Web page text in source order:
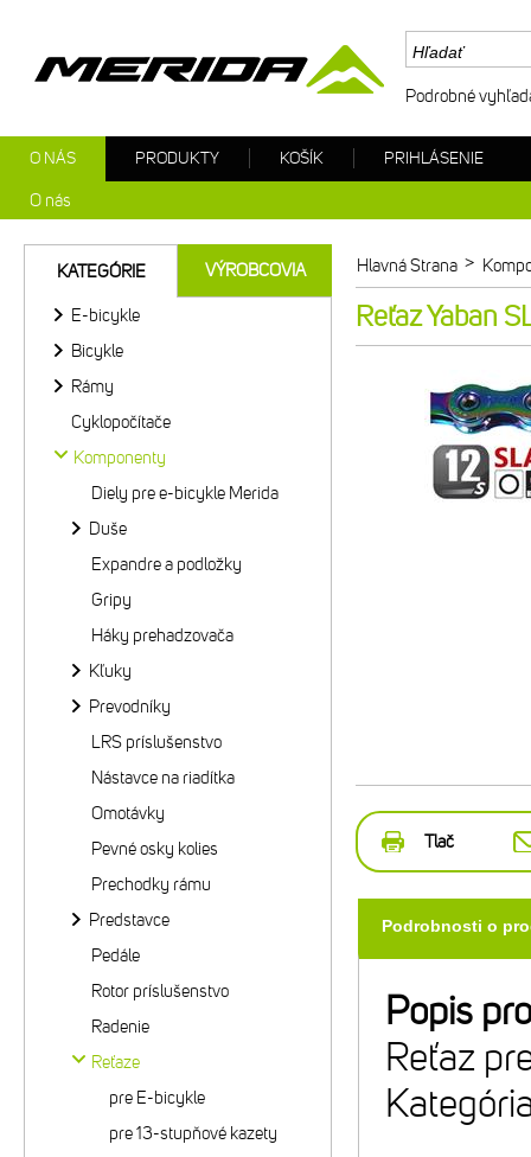
Hlavná Strana >
Reťaz Yaban
Tlač
Podrobnosti o
Popis
Reťaz
KATEGÓRIE VÝROBCOVIA
E-bicykle
Bicykle
Rámy
Cyklopočítače
Komponenty
Diely pre e-bicykle Merida
Duše
Expandre a podložky
Gripy
Háky prehadzovača
Kľuky
Prevodníky
LRS príslušenstvo
Nástavce na riadítka
Omotávky
Pevné osky kolies
Prechodky rámu
Predstavce
Pedále
Rotor príslušenstvo
Radenie
Reťaze
pre E-bicykle
pre 13-stupňové kazety
Podrobné
O NÁS
O nás
PRODUKTY KOŠÍK PRIHLÁSENIE